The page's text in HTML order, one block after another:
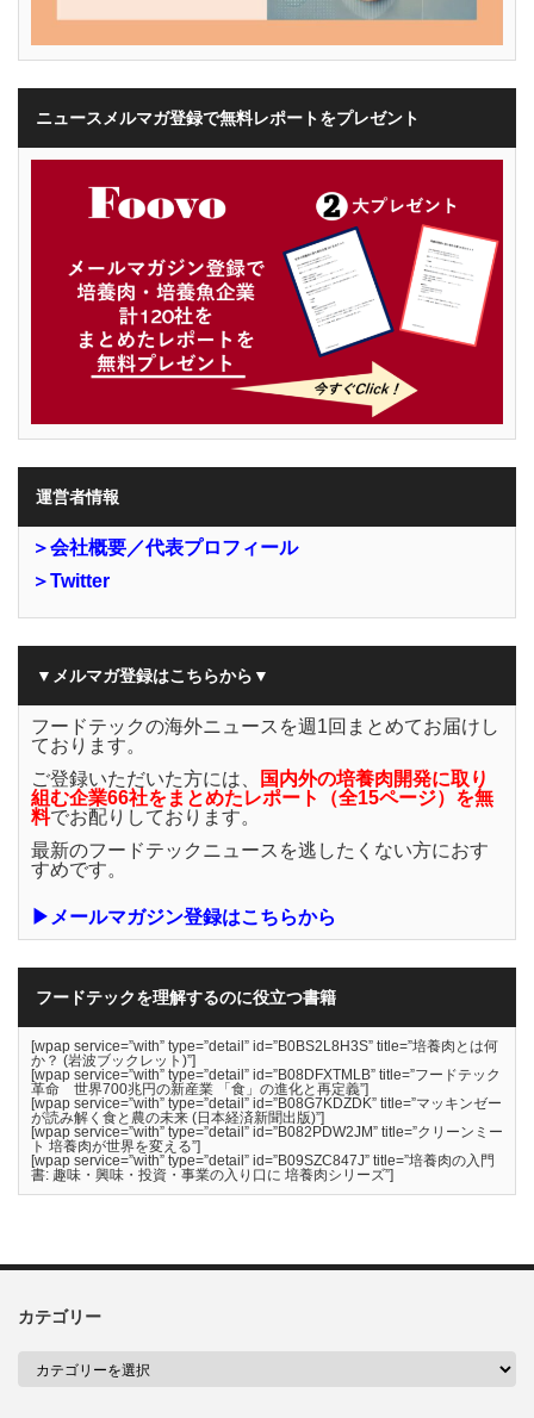
ニュースメルマガ登録で無料レポートをプレゼント
運営者情報
＞会社概要／代表プロフィール
＞Twitter
▼メルマガ登録はこちらから▼
フードテックの海外ニュースを週1回まとめてお届けし
ております。
ご登録いただいた方には、
国内外の培養肉開発に取り
組む企業66社をまとめたレポート（全15ページ）を無
料でお配りしております。
最新のフードテックニュースを逃したくない方におす
すめです。
▶メールマガジン登録はこちらから
フードテックを理解するのに役立つ書籍
[wpap service=”with” type=”detail” id=”B0BS2L8H3S” title=”培養肉とは何
か？ (岩波ブックレット)”]
[wpap service=”with” type=”detail” id=”B08DFXTMLB” title=”フードテック
革命 世界700兆円の新産業 「食」の進化と再定義”]
[wpap service=”with” type=”detail” id=”B08G7KDZDK” title=”マッキンゼー
が読み解く食と農の未来 (日本経済新聞出版)”]
[wpap service=”with” type=”detail” id=”B082PDW2JM” title=”クリーンミー
ト 培養肉が世界を変える”]
[wpap service=”with” type=”detail” id=”B09SZC847J” title=”培養肉の入門
書: 趣味・興味・投資・事業の入り口に 培養肉シリーズ”]
カテゴリー